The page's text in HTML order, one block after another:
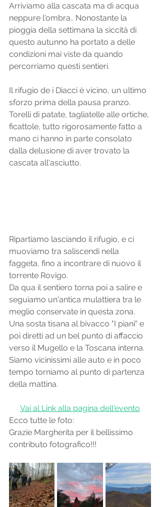
Arriviamo alla cascata ma di acqua
neppure l'ombra.. Nonostante la
pioggia della settimana la siccità di
questo autunno ha portato a delle
condizioni mai viste da quando
percorriamo questi sentieri.
Il rifugio de i Diacci è vicino, un ultimo
sforzo prima della pausa pranzo.
Torelli di patate, tagliatelle alle ortiche,
ficattole, tutto rigorosamente fatto a
mano ci hanno in parte consolato
dalla delusione di aver trovato la
cascata all'asciutto.
Ripartiamo lasciando il rifugio, e ci
muoviamo tra saliscendi nella
faggeta, fino a incontrare di nuovo il
torrente Rovigo.
Da qua il sentiero torna poi a salire e
seguiamo un'antica mulattiera tra le
meglio conservate in questa zona.
Una sosta tisana al bivacco "I piani" e
poi diretti ad un bel punto di affaccio
verso il Mugello e la Toscana interna.
Siamo vicinissimi alle auto e in poco
tempo torniamo al punto di partenza
della mattina.
Vai al Link alla pagina dell'evento
Ecco tutte le foto:
Grazie Margherita per il bellissimo
contributo fotografico!!!